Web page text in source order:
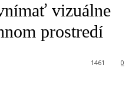
vizuálne
prostredí
0
1461